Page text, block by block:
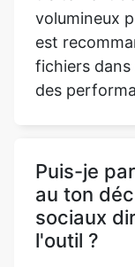
des
Puis-je
l'outil ?
L'outil Pitch
télécharger
votre